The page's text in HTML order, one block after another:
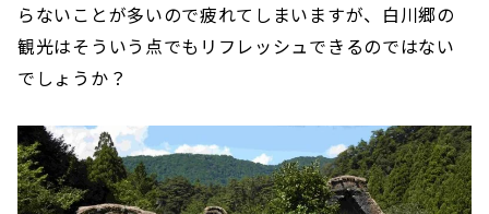
らないことが多いので疲れてしまいますが、白川郷の
観光はそういう点でもリフレッシュできるのではない
でしょうか？